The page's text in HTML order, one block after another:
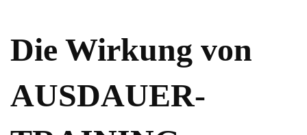
Die Wirkung von
AUSDAUER-